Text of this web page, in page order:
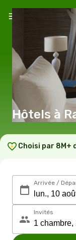
Choisi par 8M+
Arrivée /
Invités